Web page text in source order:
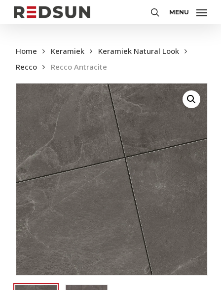
Skip
MENU
Home Keramiek
Keramiek Natural Look
Recco
Recco Antracite